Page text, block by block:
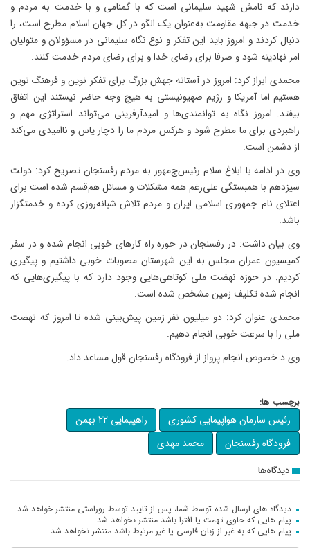
دارند که نامش شهید سلیمانی است که با گمنامی و با خدمت به مردم و
خدمت در جبهه مقاومت به‌عنوان یک الگو در کل جهان اسلام مطرح است، را
دنبال کردند و امروز باید این تفکر و نوع نگاه سلیمانی در مسؤولان و متولیان
امر نهادینه شود و صرفا برای رضای خدا و برای رضای مردم خدمت کنند.
محمدی ابراز کرد: امروز در آستانه جهش بزرگ برای تفکر نوین و فرهنگ نوین
هستیم اما آمریکا و رژیم صهیونیستی به هیچ وجه حاضر نیستند این اتفاق
بیفتد. امروز نگاه به توانمندی‌ها و امیدآرفرینی می‌تواند استراتژی مهم و
راهبردی برای ما مطرح شود و هرکس مردم ما را دچار یاس و ناامیدی می‌کند
از دشمن است.
وی در ادامه با ابلاغ سلام رئیس‌ج‌مهور به مردم رفسنجان تصریح کرد: دولت
سیزدهم با همبستگی علی‌رغم همه مشکلات و مسائل هم‌قسم شده است برای
اعتلای نام جمهوری اسلامی ایران و مردم تلاش شبانه‌روزی کرده و خدمتگزار
باشد.
وی بیان داشت: در رفسنجان در حوزه راه کارهای خوبی انجام شده و در سفر
کمیسیون عمران مجلس به این شهرستان مصوبات خوبی داشتیم و پیگیری
کردیم. در حوزه نهضت ملی کوتاهی‌هایی وجود دارد که با پیگیری‌هایی که
انجام شده تکلیف زمین مشخص شده است.
محمدی عنوان کرد: دو میلیون نفر زمین پیش‌بینی شده تا امروز که نهضت
ملی را با سرعت خوبی انجام دهیم.
وی د خصوص انجام پرواز از فرودگاه رفسنجان قول مساعد داد.
برچسب ها:
رئیس سازمان هواپیمایی کشوری
راهپیمایی 22 بهمن
فرودگاه رفسنجان
محمد مهدی
دیدگاه‌ها
دیدگاه های ارسال شده توسط شما، پس از تایید توسط روراستی منتشر خواهد شد.
پیام هایی که حاوی تهمت یا افترا باشد منتشر نخواهد شد.
پیام هایی که به غیر از زبان فارسی یا غیر مرتبط باشد منتشر نخواهد شد.